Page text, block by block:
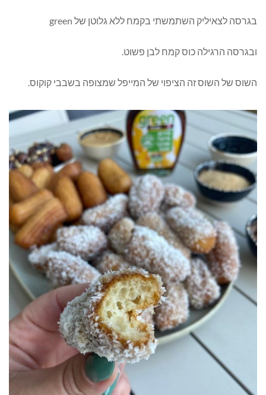
בגרסה לצאיליק השתמשתי בקמח ללא גלוטן של green
ובגרסה הרגילה כוס קמח לבן פשוט.
השוס של השוס זה הציפוי של המייפל שמצופה בשבבי קוקוס.